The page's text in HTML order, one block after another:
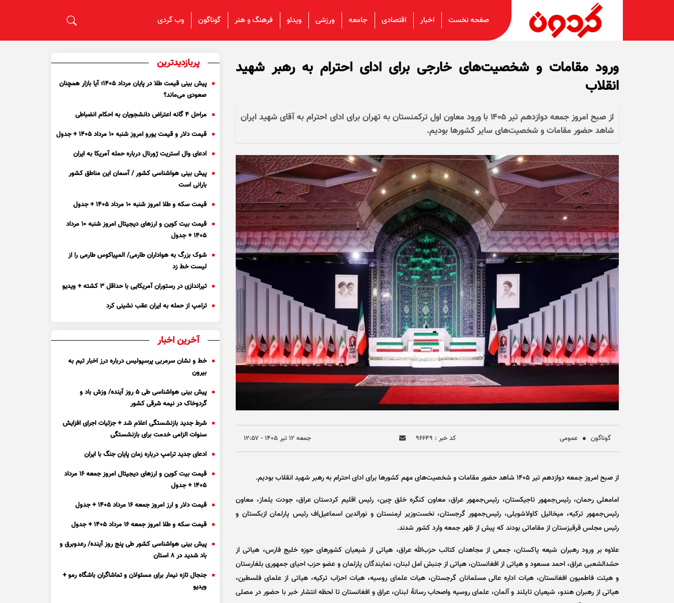
صفحه نخست اخبار اقتصادی جامعه ورزشی ویدئو فرهنگ و هنر گوناگون وب گردی
ورود مقامات و شخصیت‌های خارجی برای ادای احترام به رهبر شهید
انقلاب
از صبح امروز جمعه دوازدهم تیر ۱۴۰۵ با ورود معاون اول ترکمنستان به تهران برای ادای احترام به آقای شهید ایران
شاهد حضور مقامات و شخصیت‌های سایر کشور‌ها بودیم.
گوناگون عمومی کد خبر : ۹۶۶۴۹ جمعه ۱۲ تير ۱۴۰۵ - ۱۲:۵۷
از صبح امروز جمعه دوازدهم تیر ۱۴۰۵ شاهد حضور مقامات و شخصیت‌های مهم کشور‌ها برای ادای احترام به رهبر شهید انقلاب بودیم.
امامعلی رحمان، رئیس‌جمهور تاجیکستان، رئیس‌جمهور عراق، معاون کنگره خلق چین، رئیس اقلیم کردستان عراق، جودت یلماز، معاون
رئیس‌جمهور ترکیه، میخائیل کاولاشویلی، رئیس‌جمهور گرجستان، نخست‌وزیر ارمنستان و نورالدین اسماعیل‌اف رئیس پارلمان ازبکستان و
رئیس مجلس قرقیزستان از مقاماتی بودند که پیش از ظهر جمعه وارد کشور شدند.
علاوه بر ورود رهبران شیعه پاکستان، جمعی از مجاهدان کتائب حزب‌الله عراق، هیاتی از شیعیان کشور‌های حوزه خلیج فارس، هیاتی از
حشدالشعبی عراق، احمد مسعود و هیاتی از افغانستان، هیاتی از جنبش امل لبنان، نمایندگان پارلمان و عضو حزب احیای جمهوری بلغارستان
و هیئت فاطمیون افغانستان، هیات اداره عالی مسلمانان گرجستان، هیات علمای روسیه، هیات احزاب ترکیه، هیاتی از علمای فلسطین،
هیاتی از رهبران هندو، شیعیان تایلند و آلمان، علمای روسیه واصحاب رسانهٔ لبنان، عراق و افغانستان تا لحظه انتشار خبر با حضور در مصلی
پربازدیدترین
پیش بینی قیمت طلا در پایان مرداد 1405؛ آیا بازار همچنان
صعودی می‌ماند؟
مراحل ۴ گانه اعتراض دانشجویان به احکام انضباطی
قیمت دلار و قیمت یورو امروز شنبه ۱۰ مرداد ۱۴۰۵ + جدول
ادعای وال استریت ژورنال درباره حمله آمریکا به ایران
پیش بینی هواشناسی کشور / آسمان این مناطق کشور
بارانی است
قیمت سکه و طلا امروز شنبه ۱۰ مرداد ۱۴۰۵ + جدول
قیمت بیت کوین و ارز‌های دیجیتال امروز شنبه ۱۰ مرداد
۱۴۰۵ + جدول
شوک بزرگ به هواداران طارمی/ المپیاکوس طارمی را از
لیست خط زد
تیراندازی در رستوران آمریکایی با حداقل ۳ کشته + ویدیو
ترامپ از حمله به ایران عقب نشینی کرد
آخرین اخبار
خط و نشان سرمربی پرسپولیس درباره درز اخبار تیم به
بیرون
پیش بینی هواشناسی طی ۵ روز آینده/ وزش باد و
گردوخاک در نیمه شرقی کشور
شرط جدید بازنشستگی اعلام شد + جزئیات اجرای افزایش
سنوات الزامی خدمت برای بازنشستگی
ادعای جدید ترامپ درباره زمان پایان جنگ با ایران
قیمت بیت کوین و ارز‌های دیجیتال امروز جمعه ۱۶ مرداد
۱۴۰۵ + جدول
قیمت دلار و ارز امروز جمعه ۱۶ مرداد ۱۴۰۵ + جدول
قیمت سکه و طلا امروز جمعه ۱۶ مرداد ۱۴۰۵ + جدول
پیش بینی هواشناسی کشور طی پنج روز آینده/ رعدوبرق و
باد شدید در ۸ استان
جنجال تازه نیمار برای مسئولان و تماشاگران باشگاه رمو +
ویدیو